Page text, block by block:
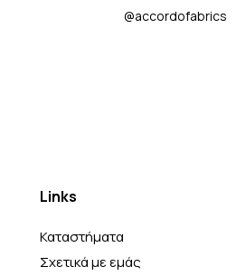
@accordofabrics
Links
Καταστήματα
Σχετικά με εμάς